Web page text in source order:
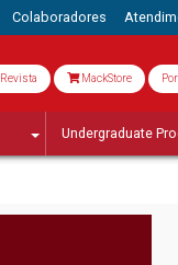
Colaboradores
Revista MackStore
Undergraduate